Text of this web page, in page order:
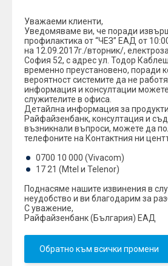
Уважаеми клиенти,
Уведомяваме ви, че поради
профилактика от “ЧЕЗ” ЕАД от
на 12.09.2017г./вторник/,
София 52, с адрес ул. Тодор
временно преустановено, поради
вероятност системите да не
информация и консултации
служителите в офиса.
Детайлна информация за
Райфайзенбанк, консултация и
възникнали въпроси, можете да
телефоните на Контактния ни
0700 10 000 (Vivacom)
17 21 (Mtel и Telenor)
Поднасяме нашите извинения в
неудобство и ви благодарим за
С уважение,
Райфайзенбанк (България) ЕАД
Обратно към всички промени